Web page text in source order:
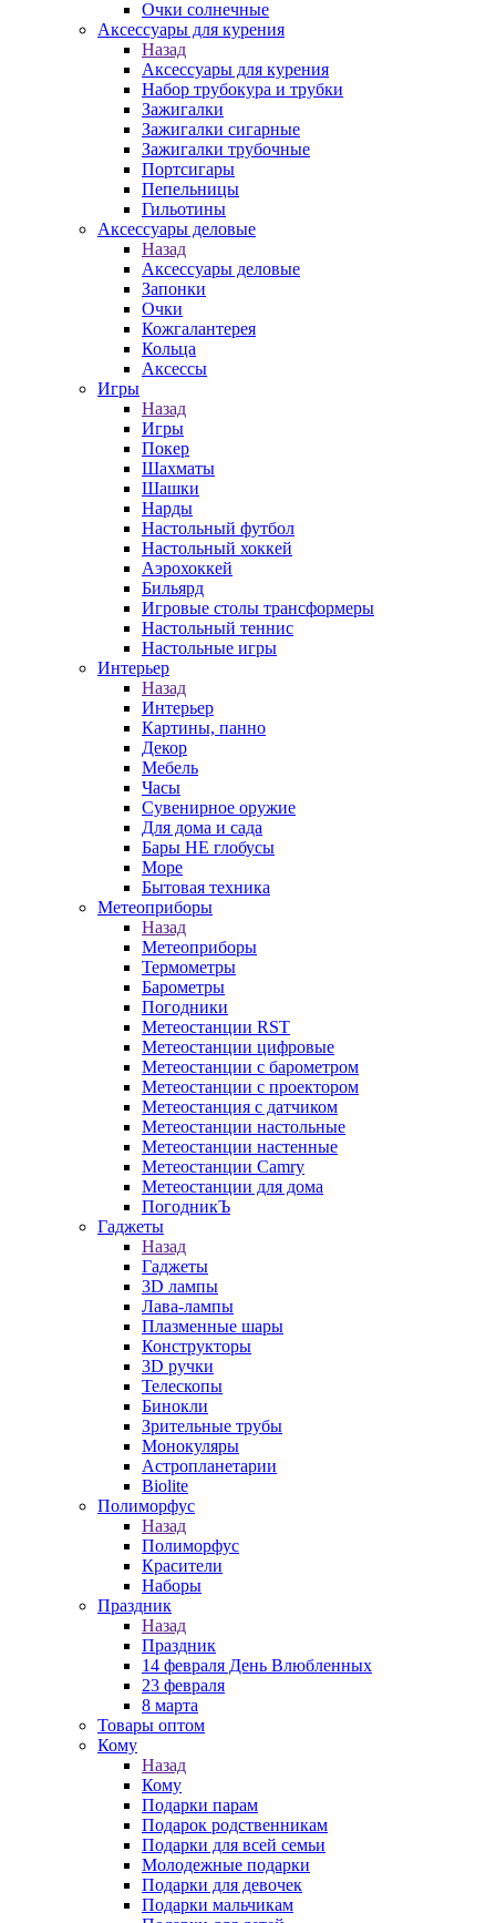
Очки солнечные
Аксессуары для курения
Назад
Аксессуары для курения
Набор трубокура и трубки
Зажигалки
Зажигалки сигарные
Зажигалки трубочные
Портсигары
Пепельницы
Гильотины
Аксессуары деловые
Назад
Аксессуары деловые
Запонки
Очки
Кожгалантерея
Кольца
Аксессы
Игры
Назад
Игры
Покер
Шахматы
Шашки
Нарды
Настольный футбол
Настольный хоккей
Аэрохоккей
Бильярд
Игровые столы трансформеры
Настольный теннис
Настольные игры
Интерьер
Назад
Интерьер
Картины, панно
Декор
Мебель
Часы
Сувенирное оружие
Для дома и сада
Бары НЕ глобусы
Море
Бытовая техника
Метеоприборы
Назад
Метеоприборы
Термометры
Барометры
Погодники
Метеостанции RST
Метеостанции цифровые
Метеостанции с барометром
Метеостанции с проектором
Метеостанция с датчиком
Метеостанции настольные
Метеостанции настенные
Метеостанции Camry
Метеостанции для дома
ПогодникЪ
Гаджеты
Назад
Гаджеты
3D лампы
Лава-лампы
Плазменные шары
Конструкторы
3D ручки
Телескопы
Бинокли
Зрительные трубы
Монокуляры
Астропланетарии
Biolite
Полиморфус
Назад
Полиморфус
Красители
Наборы
Праздник
Назад
Праздник
14 февраля День Влюбленных
23 февраля
8 марта
Товары оптом
Кому
Назад
Кому
Подарки парам
Подарок родственникам
Подарки для всей семьи
Молодежные подарки
Подарки для девочек
Подарки мальчикам